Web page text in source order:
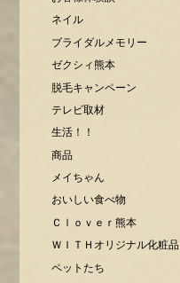
ネイル
ブライダルメモリー
ゼクシィ熊本
脱毛キャンペーン
テレビ取材
生活！！
商品
メイちゃん
おいしい食べ物
Ｃｌｏｖｅｒ熊本
ＷＩＴＨオリジナル化粧品
ペットたち